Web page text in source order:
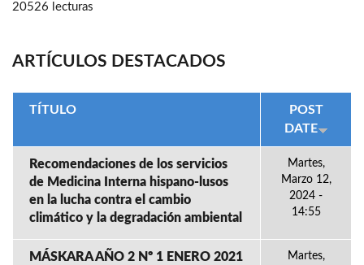
20526 lecturas
ARTÍCULOS DESTACADOS
TÍTULO
POST
DATE
Recomendaciones de los servicios
de Medicina Interna hispano-lusos
en la lucha contra el cambio
climático y la degradación ambiental
Martes,
Marzo 12,
2024 -
14:55
MÁSKARA AÑO 2 Nº 1 ENERO 2021
Martes,